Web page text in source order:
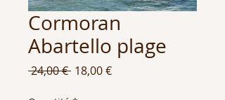
Cormoran
Abartello plage
24,00 € Prix
18,00 €Prix